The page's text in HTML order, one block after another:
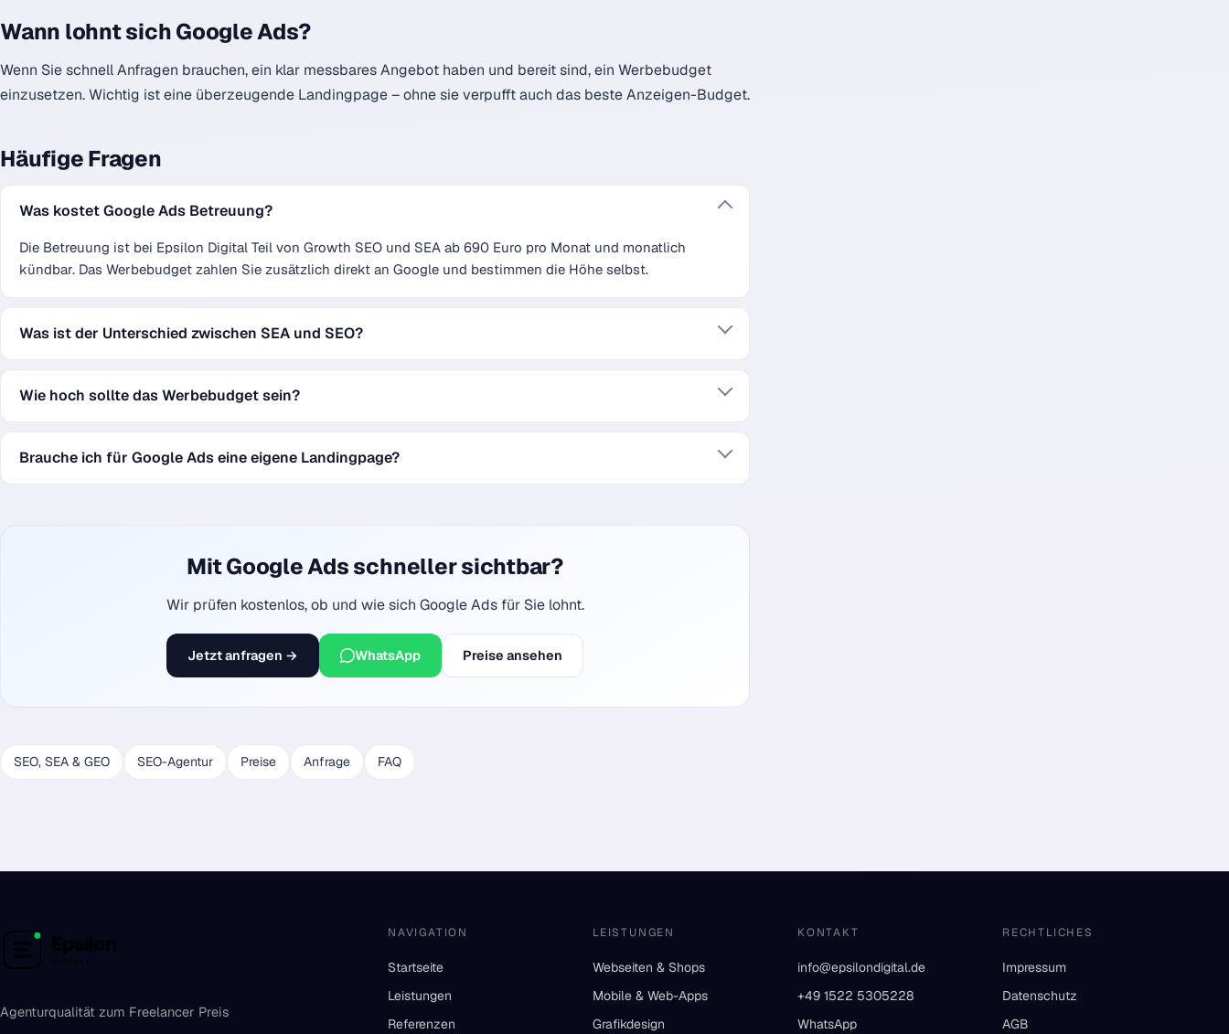
Wann lohnt sich Google Ads?
Wenn Sie schnell Anfragen brauchen, ein klar messbares Angebot haben und bereit sind, ein Werbebudget
einzusetzen. Wichtig ist eine überzeugende Landingpage – ohne sie verpufft auch das beste Anzeigen-Budget.
Häufige Fragen
Was kostet Google Ads Betreuung?
Die Betreuung ist bei Epsilon Digital Teil von Growth SEO und SEA ab 690 Euro pro Monat und monatlich
kündbar. Das Werbebudget zahlen Sie zusätzlich direkt an Google und bestimmen die Höhe selbst.
Was ist der Unterschied zwischen SEA und SEO?
Wie hoch sollte das Werbebudget sein?
Brauche ich für Google Ads eine eigene Landingpage?
Mit Google Ads schneller sichtbar?
Wir prüfen kostenlos, ob und wie sich Google Ads für Sie lohnt.
Jetzt anfragen → WhatsApp Preise ansehen
SEO, SEA & GEO SEO-Agentur Preise Anfrage FAQ
Agenturqualität zum Freelancer Preis
NAVIGATION
Startseite
Leistungen
Referenzen
LEISTUNGEN
Webseiten & Shops
Mobile & Web-Apps
Grafikdesign
KONTAKT
info@epsilondigital.de
+49 1522 5305228
WhatsApp
RECHTLICHES
Impressum
Datenschutz
AGB